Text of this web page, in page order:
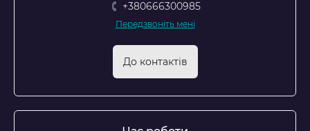
+380666300985
Передзвоніть мені
До контактів